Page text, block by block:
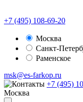
+7 (495) 108-69-20
Москва
Санкт-
Раменское
msk@es-farkop.ru
+7 (495)
Москва